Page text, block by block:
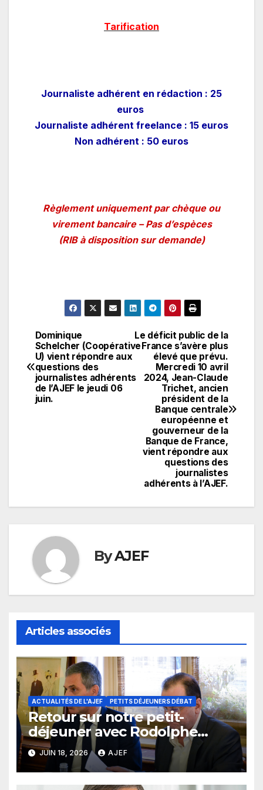
Tarification
Journaliste adhérent en rédaction : 25
euros
Journaliste adhérent freelance : 15 euros
Non adhérent : 50 euros
Règlement uniquement par chèque ou
virement bancaire – Pas d’espèces
(RIB à disposition sur demande)
Navigation
de
l’article
Le déficit public de la
France s’avère plus
élevé que prévu.
Mercredi 10 avril
2024, Jean-Claude
Trichet, ancien
président de la
Banque centrale
européenne et
gouverneur de la
Banque de France,
vient répondre aux
questions des
journalistes
adhérents à l’AJEF.
Dominique
Schelcher (Coopérative
U) vient répondre aux
questions des
journalistes adhérents
de l’AJEF le jeudi 06
juin.
ByAJEF
Articles associés
ACTUALITÉS DE L'AJEF PETITS DÉJEUNERS DÉBAT
Retour sur notre petit-
déjeuner avec Rodolphe
Saadé
JUIN 18, 2026 AJEF